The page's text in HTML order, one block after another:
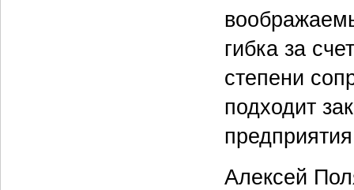
гибка за
степени
подходит
Алексей